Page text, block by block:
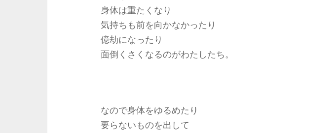
身体は重たくなり
気持ちも前を向かなかったり
億劫になったり
面倒くさくなるのがわたしたち。
なので身体をゆるめたり
要らないものを出して